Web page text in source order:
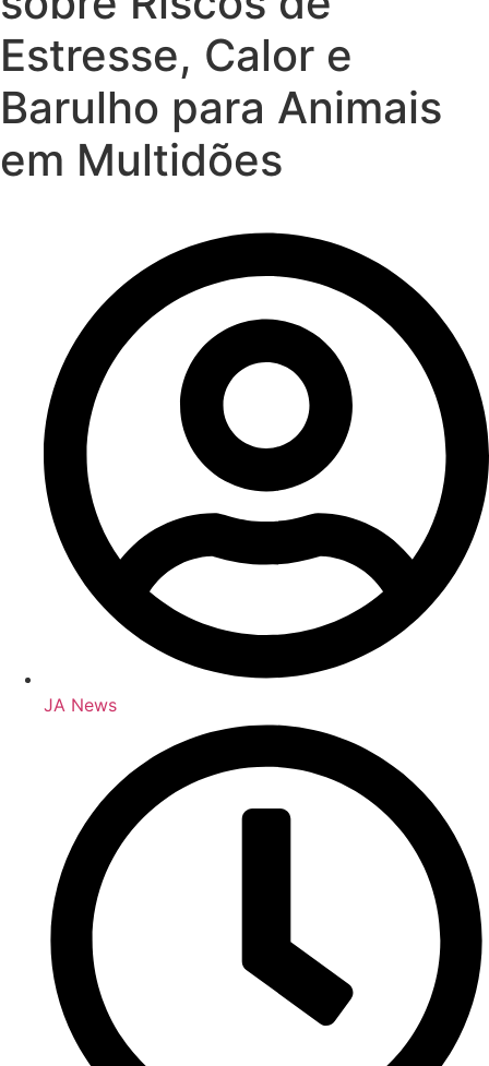
Estresse, Calor e
Barulho para Animais
em Multidões
JA News